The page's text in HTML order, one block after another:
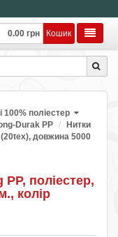
0.00 грн Кошик
100% поліестер
Durak PP
Нитки
(20tex), довжина 5000
поліестер,
колір